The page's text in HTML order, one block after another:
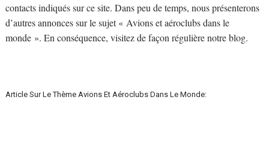
contacts indiqués sur ce site. Dans peu de temps, nous présenterons
d’autres annonces sur le sujet « Avions et aéroclubs dans le
monde ». En conséquence, visitez de façon régulière notre blog.
Article Sur Le Thème Avions Et Aéroclubs Dans Le Monde: